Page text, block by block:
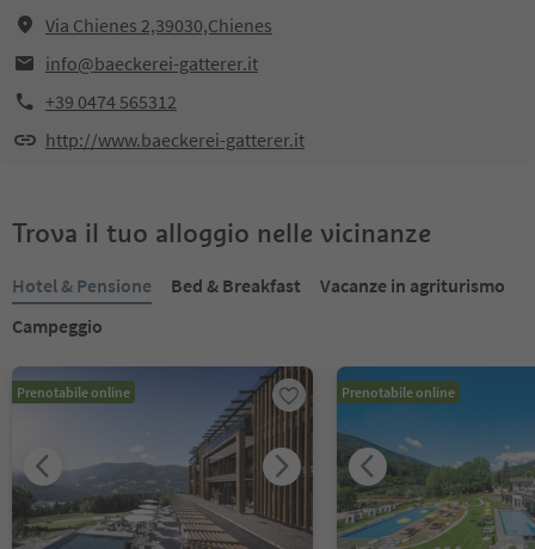
Via Chienes 2,39030,Chienes
info@baeckerei-gatterer.it
+39 0474 565312
http://www.baeckerei-gatterer.it
Trova il tuo alloggio nelle vicinanze
Hotel & Pensione Bed & Breakfast
Vacanze in agriturismo
Campeggio
Prenotabile online Prenotabile online